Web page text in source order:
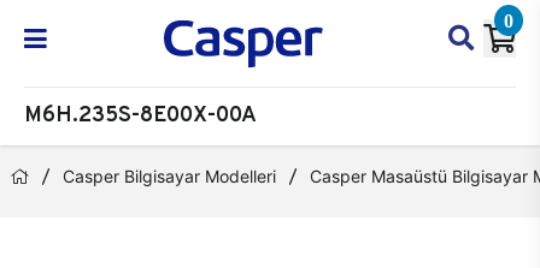
0
M6H.235S-8E00X-00A
Casper Bilgisayar Modelleri Casper Masaüstü Bilgisayar